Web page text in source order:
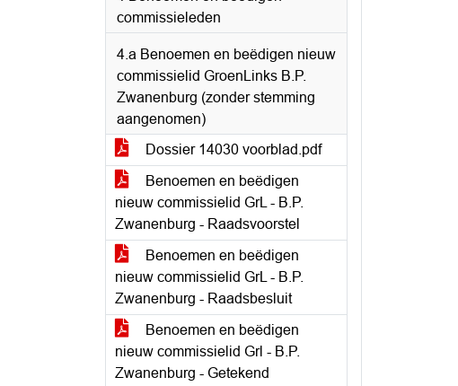
commissieleden
4.a Benoemen en beëdigen nieuw
commissielid GroenLinks B.P.
Zwanenburg (zonder stemming
aangenomen)
Dossier 14030 voorblad.pdf
Benoemen en beëdigen
nieuw commissielid GrL - B.P.
Zwanenburg - Raadsvoorstel
Benoemen en beëdigen
nieuw commissielid GrL - B.P.
Zwanenburg - Raadsbesluit
Benoemen en beëdigen
nieuw commissielid Grl - B.P.
Zwanenburg - Getekend